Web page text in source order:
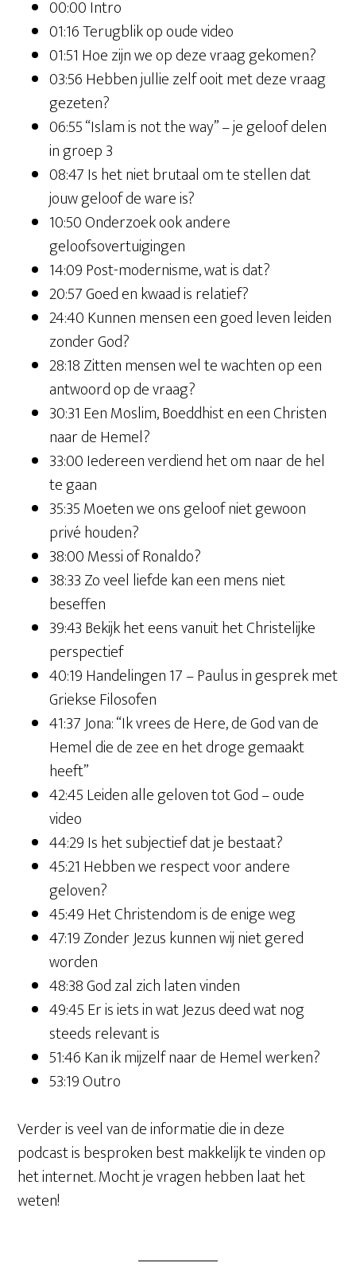
00:00 Intro
01:16 Terugblik op oude video
01:51 Hoe zijn we op deze vraag gekomen?
03:56 Hebben jullie zelf ooit met deze vraag
gezeten?
06:55 “Islam is not the way” – je geloof delen
in groep 3
08:47 Is het niet brutaal om te stellen dat
jouw geloof de ware is?
10:50 Onderzoek ook andere
geloofsovertuigingen
14:09 Post-modernisme, wat is dat?
20:57 Goed en kwaad is relatief?
24:40 Kunnen mensen een goed leven leiden
zonder God?
28:18 Zitten mensen wel te wachten op een
antwoord op de vraag?
30:31 Een Moslim, Boeddhist en een Christen
naar de Hemel?
33:00 Iedereen verdiend het om naar de hel
te gaan
35:35 Moeten we ons geloof niet gewoon
privé houden?
38:00 Messi of Ronaldo?
38:33 Zo veel liefde kan een mens niet
beseffen
39:43 Bekijk het eens vanuit het Christelijke
perspectief
40:19 Handelingen 17 – Paulus in gesprek met
Griekse Filosofen
41:37 Jona: “Ik vrees de Here, de God van de
Hemel die de zee en het droge gemaakt
heeft”
42:45 Leiden alle geloven tot God – oude
video
44:29 Is het subjectief dat je bestaat?
45:21 Hebben we respect voor andere
geloven?
45:49 Het Christendom is de enige weg
47:19 Zonder Jezus kunnen wij niet gered
worden
48:38 God zal zich laten vinden
49:45 Er is iets in wat Jezus deed wat nog
steeds relevant is
51:46 Kan ik mijzelf naar de Hemel werken?
53:19 Outro
Verder is veel van de informatie die in deze
podcast is besproken best makkelijk te vinden op
het internet. Mocht je vragen hebben laat het
weten!